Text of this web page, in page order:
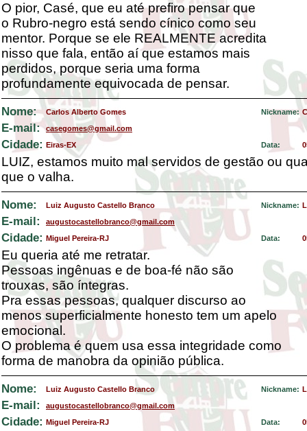
O pior, Casé, que eu até prefiro pensar que
o Rubro-negro está sendo cínico como seu
mentor. Porque se ele REALMENTE acredita
nisso que fala, então aí que estamos mais
perdidos, porque seria uma forma
profundamente equivocada de pensar.
Nome: Carlos Alberto Gomes Nickname:
E-mail: casegomes@gmail.com
Cidade: Eiras-EX Data:
LUIZ, estamos muito mal servidos de gestão ou
que o valha.
Nome: Luiz Augusto Castello Branco Nickname:
E-mail: augustocastellobranco@gmail.com
Cidade: Miguel Pereira-RJ Data:
Eu queria até me retratar.
Pessoas ingênuas e de boa-fé não são
trouxas, são íntegras.
Pra essas pessoas, qualquer discurso ao
menos superficialmente honesto tem um apelo
emocional.
O problema é quem usa essa integridade como
forma de manobra da opinião pública.
Nome: Luiz Augusto Castello Branco Nickname:
E-mail: augustocastellobranco@gmail.com
Cidade: Miguel Pereira-RJ Data: